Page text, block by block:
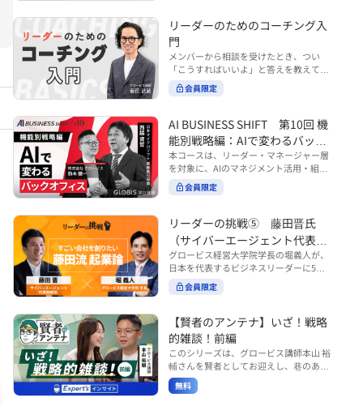
のリーダーシップや組織変革を中心に学
ぶコース ・機能別戦略編（第8回〜12
回）：AI時代における機能別での戦略の
あり方を中心に学ぶコース より実践的な
AIツールの活用法について学びたい方は
『AI WORK SHIFTシリーズ』をご視聴く
3%BC%E3%82%AF%E3%82%B7%E3%
83%95%E3%83%88 ※本コースは、AIの
マネジメント活用を学ぶ「AIビジネスシ
フト」シリーズの一環として提供してい
ます。 ※本動画は、制作時点の情報に基
づき作成したものです（2026年03月制
し、自身のリーダーシップを発揮できる
ようになっていきます。 ※本動画は、制
作時点の情報に基づき作成したものです
（2024年12月制作）
ーマは、「Being（ありたい自分）」を
中心に据え、自ら考え（Think）、変化
し（Transform）、協働する（Collabor
ate）ことで、自分らしい価値を発揮し
ていくこと。 リスキリングやAI活用が叫
ばれる今こそ、スキルより先に“自分の
軸”を問うことが重要です。 あなたは何
か？ このコースは、あなたが“ありたい
自分”として生き、キャリアをデザイン
していくための思考と行動のガイドにな
ります。 ※本動画は、制作時点の情報に
基づき作成したものです（2025年11月
制作）
リーダーのためのコーチング入
門
メンバーから相談を受けたとき、つい
「こうすればいいよ」と答えを教えてし
まう。 あるいは、「自分で考えてほし
い」と思うあまり、すべて任せきりにし
つつ、自律的に仕事を進めてもらうため
にはどうすればよいのか。 こうした悩み
に直面するリーダー・マネージャーの方
は多いのではないでしょうか。 変化が激
しく、正解のない現代においては、指示
や助言にとどまらず、メンバーの思考を
引き出し、自律的な行動を促す「コーチ
す。 本コースでは、基礎的なコーチング
の考え方を押さえたうえで、実際の職場
で起こりがちな事例をもとに、相手の思
考と行動を引き出す関わり方を学びま
す。 また、代表的なコーチングのフレー
ムワークである「GROWモデル」を取り
の主体性を引き出していくのかを、わか
りやすく解説します。 メンバーとの対話
を、成長を促す機会へと変えていく。そ
の第一歩としておすすめのコースです。
コース内で紹介している「傾聴力」を深
めたい方は、こちらも合わせてご覧くだ
さい。 ・傾聴力 ~リーダーのための聴く
会員限定
AI BUSINESS SHIFT 第10回 機
能別戦略編：AIで変わるバック
オフィス
本コースは、リーダー・マネージャー層
を対象に、AIのマネジメント活用・組織
活用を体系的に学ぶ 『AI BUSINESS SHI
FTシリーズ（全12回）』の第10回で
バックオフィス」では、人事・総務・労
務・経理・情報システムなどのバックオ
フィス領域において、定型業務の自動化
や効率化といった現場レベルのAI活用だ
けでなく、いかにして経営や戦略に貢献
する存在へと進化していくのかについて
考えを深め、学んでいきます。 ■こんな
理・情シスなど、バックオフィス部門を
率いるリーダー・マネージャーの方 ・バ
ックオフィス業務へのAI活用やDX推進を
担っている方 ・AI時代におけるバックオ
フィスの役割や戦略のあり方を考えたい
方 ■AIシフトシリーズとは？ 『AI BUSI
会員限定
リーダーの挑戦⑤ 藤田晋氏
（サイバーエージェント代表取
締役）
グロービス経営大学院学長の堀義人が、
日本を代表するビジネスリーダーに5つ
の質問（能力開発／挑戦／試練／仲間／
志）を投げかけ、その人生哲学を解き明
ーエージェント代表取締役の藤田晋氏。
起業の理由、経営をどうやって学んだ
か、アメーバブログ・ABEMAの立ち上
げ、経営チームづくりについてなど聞い
ていきます。（肩書きは2020年12月11
日撮影当時のもの） 藤田 晋 サイバー
会員限定
【賢者のアンテナ】いざ！戦略
的雑談！前編
このシリーズは、グロービス講師本山 裕
輔さんを賢者としてお迎えし、巷のあり
とあらゆるものを独自の視点で紐解き、
皆様の学びの意欲を刺激するコンテンツ
無料